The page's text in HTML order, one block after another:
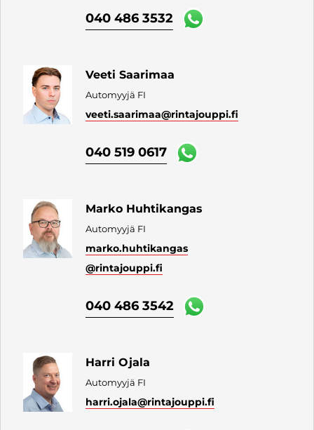
040 486 3532
Veeti Saarimaa
Automyyjä FI
veeti.saarimaa@rintajouppi.fi
040 519 0617
Marko Huhtikangas
Automyyjä FI
marko.huhtikangas
@rintajouppi.fi
040 486 3542
Harri Ojala
Automyyjä FI
harri.ojala@rintajouppi.fi